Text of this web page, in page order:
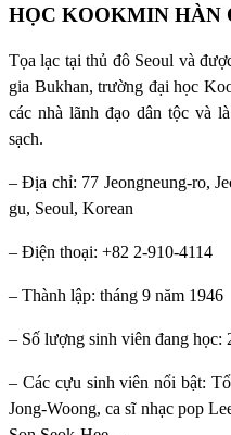
HỌC KOOKMIN HÀN
Tọa lạc tại thủ đô Seoul và
gia Bukhan, trường đại học
các nhà lãnh đạo dân tộc và
sạch.
– Địa chỉ: 77 Jeongneung-ro,
gu, Seoul, Korean
– Điện thoại: +82 2-910-4114
– Thành lập: tháng 9 năm 1946
– Số lượng sinh viên đang học:
– Các cựu sinh viên nổi bật:
Jong-Woong, ca sĩ nhạc pop